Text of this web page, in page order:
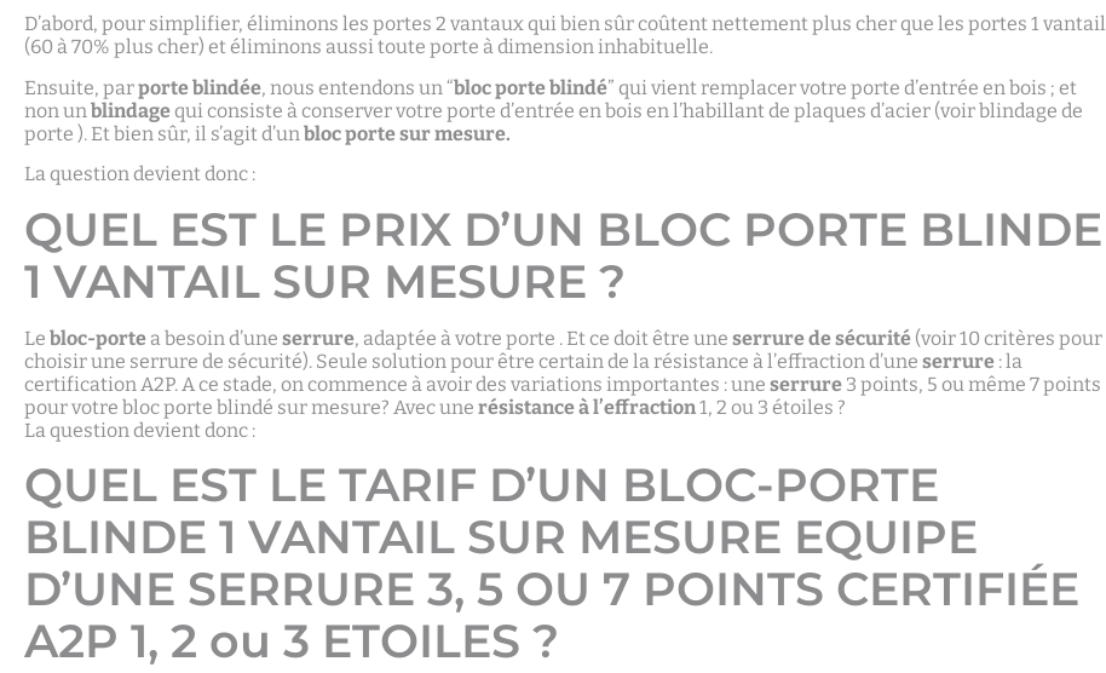
D’abord, pour simplifier, éliminons les portes 2 vantaux qui bien sûr coûtent nettement plus cher que les portes 1 vantail
(60 à 70% plus cher) et éliminons aussi toute porte à dimension inhabituelle.
Ensuite, parporte blindée, nous entendons un “bloc porte blindé” qui vient remplacer votre porte d’entrée en bois ; et
non un blindage qui consiste à conserver votre porte d’entrée en bois en l’habillant de plaques d’acier (voir blindage de
porte ). Et bien sûr, il s’agit d’un bloc porte sur mesure.
La question devient donc :
QUEL EST LE PRIX D’UN BLOC PORTE BLINDE
1 VANTAIL SUR MESURE ?
Le bloc-porte a besoin d’une serrure, adaptée à votre porte . Et ce doit être une serrure de sécurité (voir 10 critères pour
choisir une serrure de sécurité). Seule solution pour être certain de la résistance à l’effraction d’une serrure : la
certification A2P. A ce stade, on commence à avoir des variations importantes : une serrure 3 points, 5 ou même 7 points
pour votre bloc porte blindé sur mesure? Avec une résistance à l’effraction1, 2 ou 3 étoiles ?
La question devient donc :
QUEL EST LE TARIF D’UN BLOC-PORTE
BLINDE 1 VANTAIL SUR MESURE EQUIPE
D’UNE SERRURE 3, 5 OU 7 POINTS CERTIFIÉE
A2P 1, 2 ou 3 ETOILES ?